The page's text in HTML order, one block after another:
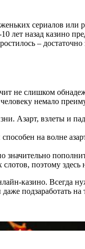
сериалов
назад казино
–
не слишком
немало
Азарт, взлеты и
на волне
значительно
поэтому здесь
казино.
подзаработать на